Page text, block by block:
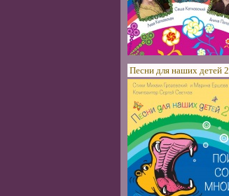
Песни для наших детей 2